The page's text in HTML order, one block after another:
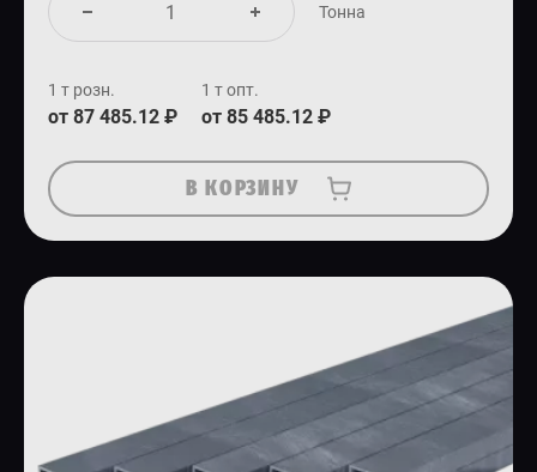
Тонна
1 т розн.
от 87 485.12 ₽
1 т опт.
от 85 485.12 ₽
В КОРЗИНУ